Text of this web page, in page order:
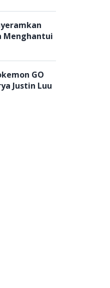
Menghantui
GO
Justin Luu